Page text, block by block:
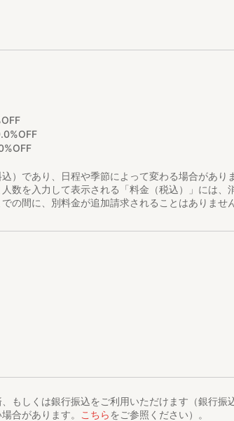
）であり、日程や季節によって変わる場合があり
数を入力して表示される「料金（税込）」には、
の間に、別料金が追加請求されることはありません
もしくは銀行振込をご利用いただけます（銀行振
合があります。 こちらをご参照ください）。